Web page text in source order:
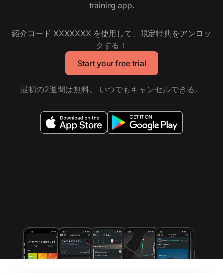
training app.
紹介コード XXXXXXX を使用して、限定特典をアンロッ
クする！
Start your free trial
最初の2週間は無料。 いつでもキャンセルできる。